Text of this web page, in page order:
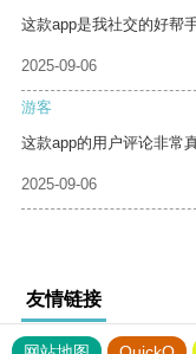
这款app是我社交的好帮
2025-09-06
游客
这款app的用户评论非常
2025-09-06
友情链接